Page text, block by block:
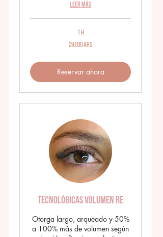
Leer más
1 h
29.000 ARS
Reservar ahora
Tecnológicas Volumen RE
Otorga largo, arqueado y 50%
a 100% más de volumen según